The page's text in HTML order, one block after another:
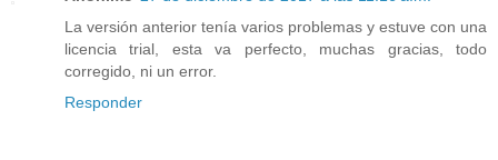
La versión anterior tenía varios problemas y estuve con una
licencia trial, esta va perfecto, muchas gracias, todo
corregido, ni un error.
Responder